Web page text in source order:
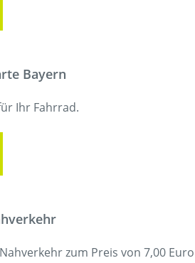
Bayern
Ihr Fahrrad.
zum Preis von 7,00 Euro